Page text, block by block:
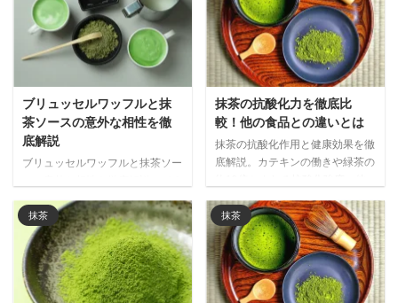
ブリュッセルワッフルと抹
茶ソースの意外な相性を徹
底解説
ブリュッセルワッフルと抹茶ソー
苦い抹茶が濃厚な甘さを引き締
め、世界で注目される和洋折衷の
新しい味わいの魅力をご紹介しま
す。
抹茶の抗酸化力を徹底比
較！他の食品との違いとは
抹茶の抗酸化作用と健康効果を徹
底解説。カテキンの働きや緑茶の
抹茶が注目される理由と日常的な
取り入れ方をご紹介します。
抹茶 抹茶